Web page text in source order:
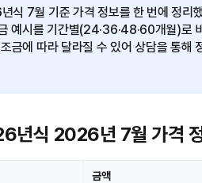
식 7월 기준 가격 정보를 한 번에 정리
예시를 기간별(24·36·48·60개월)로
금에 따라 달라질 수 있어 상담을 통해
년식 2026년 7월 가격
금액